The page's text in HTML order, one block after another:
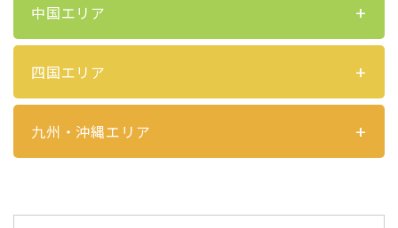
中国エリア
四国エリア
九州・沖縄エリア